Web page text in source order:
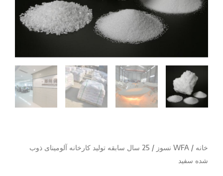
/WFA نسوز
/ 25 سال سابقه تولید کارخانه آلومینای ذوب
شده سفید